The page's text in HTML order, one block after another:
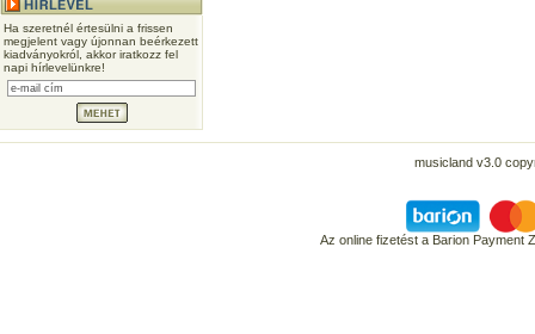
Ha szeretnél értesülni a frissen
megjelent vagy újonnan beérkezett
kiadványokról, akkor iratkozz fel
napi hírlevelünkre!
musicland v3.0
Az online fizetést a Barion Payment